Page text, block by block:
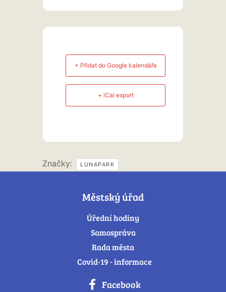
+ Přidat do Google kalendáře
+ iCal export
Značky: LUNAPARK
Městský úřad
Úřední hodiny
Samospráva
Rada města
Covid-19 - informace
Facebook